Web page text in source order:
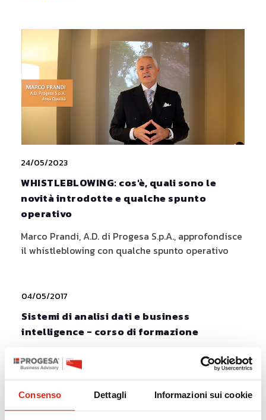
Consenso Dettagli Informazioni sui cookie
24/05/2023
WHISTLEBLOWING: cos'è, quali sono le
novità introdotte e qualche spunto
operativo
Marco Prandi, A.D. di Progesa S.p.A., approfondisce
il whistleblowing con qualche spunto operativo
04/05/2017
Sistemi di analisi dati e business
intelligence - corso di formazione
SISTEMI DI ANALISI DATI E BUSINESS
INTELLIGENCECorso di formazione presso
Confindustria Mantova, Venerdì 26 Maggio 2017
dalle ore 9 alle ore 12.Scarica la SCHEDA DI
ISCRIZIONEL’attuale contesto competitivo[...]